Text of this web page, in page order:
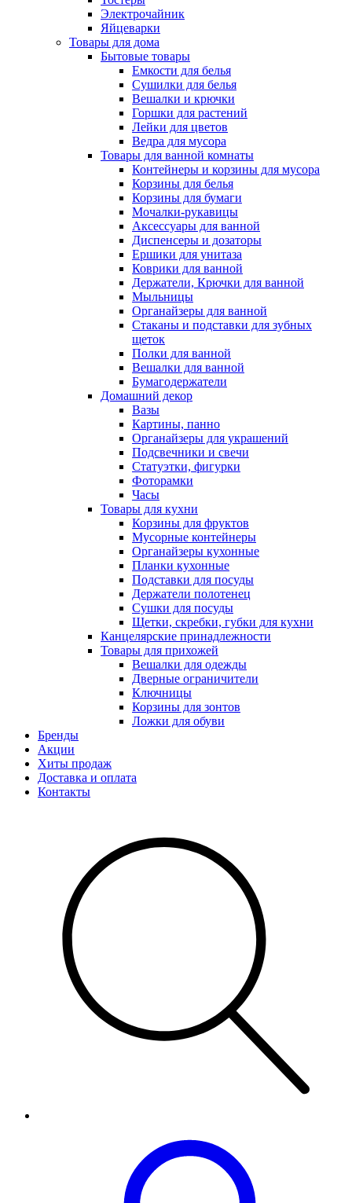
Электрочайник
Яйцеварки
Товары для дома
Бытовые товары
Емкости для белья
Сушилки для белья
Вешалки и крючки
Горшки для растений
Лейки для цветов
Ведра для мусора
Товары для ванной комнаты
Контейнеры и корзины для мусора
Корзины для белья
Корзины для бумаги
Мочалки-рукавицы
Аксессуары для ванной
Диспенсеры и дозаторы
Ершики для унитаза
Коврики для ванной
Держатели, Крючки для ванной
Мыльницы
Органайзеры для ванной
Стаканы и подставки для зубных
щеток
Полки для ванной
Вешалки для ванной
Бумагодержатели
Домашний декор
Вазы
Картины, панно
Органайзеры для украшений
Подсвечники и свечи
Статуэтки, фигурки
Фоторамки
Часы
Товары для кухни
Корзины для фруктов
Мусорные контейнеры
Органайзеры кухонные
Планки кухонные
Подставки для посуды
Держатели полотенец
Сушки для посуды
Щетки, скребки, губки для кухни
Канцелярские принадлежности
Товары для прихожей
Вешалки для одежды
Дверные ограничители
Ключницы
Корзины для зонтов
Ложки для обуви
Бренды
Акции
Хиты продаж
Доставка и оплата
Контакты